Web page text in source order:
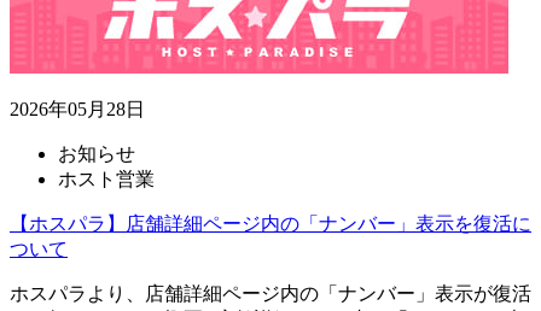
2026年05月28日
お知らせ
ホスト営業
【ホスパラ】店舗詳細ページ内の「ナンバー」表示を復活に
ついて
ホスパラより、店舗詳細ページ内の「ナンバー」表示が復活